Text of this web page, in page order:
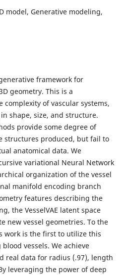
model, Generative modeling,
framework for
geometry. This is a
of vascular systems,
shape, size, and structure.
provide some degree of
structures produced, but fail to
anatomical data. We
variational Neural Network
organization of the vessel
manifold encoding branch
features describing the
the VesselVAE latent space
new vessel geometries. To the
work is the first to utilize this
vessels. We achieve
real data for radius (.97), length
leveraging the power of deep